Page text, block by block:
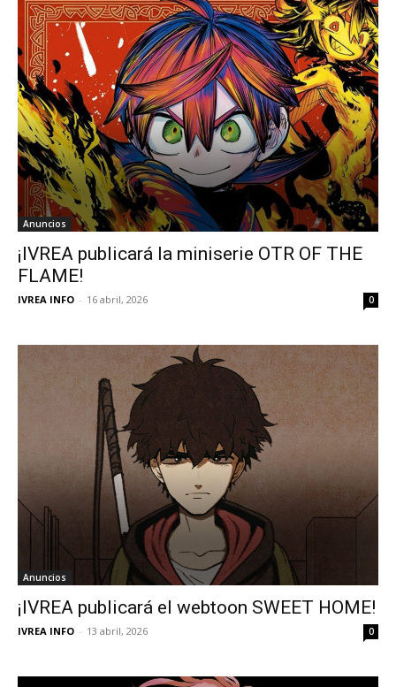
Anuncios
¡IVREA publicará la miniserie OTR OF THE
FLAME!
IVREA INFO - 16 abril, 2026 0
Anuncios
¡IVREA publicará el webtoon SWEET HOME!
IVREA INFO - 13 abril, 2026 0